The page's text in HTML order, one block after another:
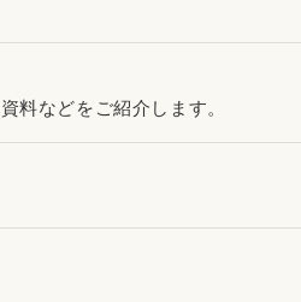
料などをご紹介します。